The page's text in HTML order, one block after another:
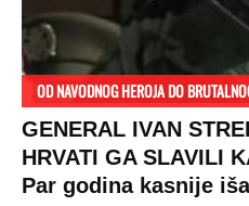
Za posnu slavsku
izdvojiti ozbiljnu
plata ode na svega
VESTI SHOWBIZ